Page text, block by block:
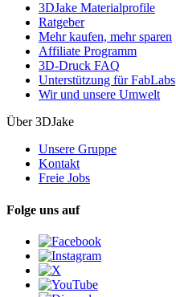
3DJake Materialprofile
Ratgeber
Mehr kaufen, mehr sparen
Affiliate Programm
3D-Druck FAQ
Unterstützung für FabLabs
Wir und unsere Umwelt
Über 3DJake
Unsere Gruppe
Kontakt
Freie Jobs
Folge uns auf